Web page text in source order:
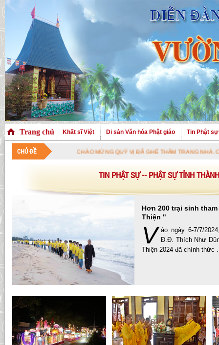
Trang chủ Khất sĩ Việt Di sản Văn hóa Phật giáo Tin Phật sự
CHỦ ĐỀ CHÀO MỪNG QUÝ VỊ ĐÃ GHÉ THĂM TRANG NHÀ. CHÚC QUÝ VỊ
TIN PHẬT SỰ -- PHẬT SỰ TỈNH THÀNH
Hơn 200 trại sinh
Thiện "
V ào ngày 6-7/7/
Đ.Đ. Thích Như
Thiện 2024 đã chính thức